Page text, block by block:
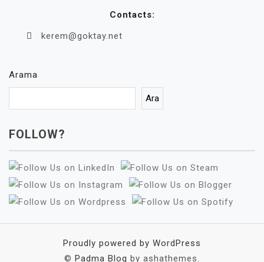
Contacts:
kerem@goktay.net
Arama
Ara
FOLLOW?
Proudly powered by WordPress
© Padma Blog by ashathemes.